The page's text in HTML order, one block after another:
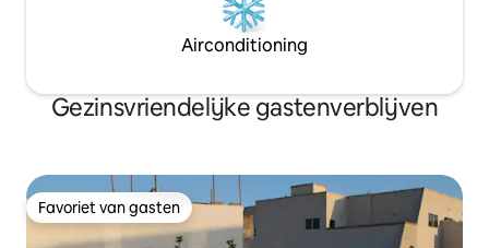
Airconditioning
Gezinsvriendelijke gastenverblijven
Favoriet van gasten
Favoriet van gasten